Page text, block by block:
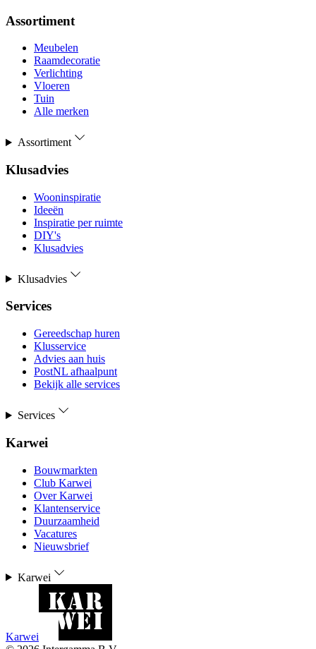
Assortiment
Meubelen
Raamdecoratie
Verlichting
Vloeren
Tuin
Alle merken
Assortiment
Klusadvies
Wooninspiratie
Ideeën
Inspiratie per ruimte
DIY's
Klusadvies
Klusadvies
Services
Gereedschap huren
Klusservice
Advies aan huis
PostNL afhaalpunt
Bekijk alle services
Services
Karwei
Bouwmarkten
Club Karwei
Over Karwei
Klantenservice
Duurzaamheid
Vacatures
Nieuwsbrief
Karwei
Karwei